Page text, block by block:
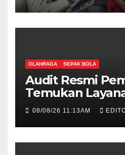
OLAHRAGA SEPAK BOLA
Audit Resmi
Temukan
Wasit Asing di
Federasi Sepak
Selatan
08/08/26 11:13AM